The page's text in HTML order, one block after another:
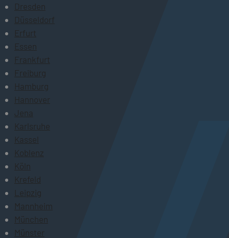
Dresden
Düsseldorf
Erfurt
Essen
Frankfurt
Freiburg
Hamburg
Hannover
Jena
Karlsruhe
Kassel
Koblenz
Köln
Krefeld
Leipzig
Mannheim
München
Münster